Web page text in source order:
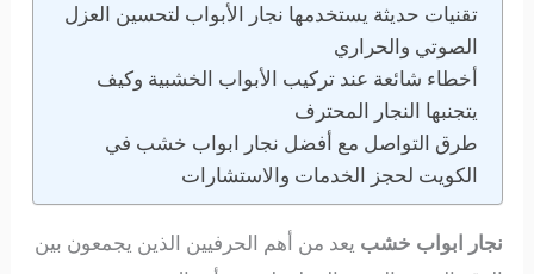
تقنيات حديثة يستخدمها نجار الأبواب لتحسين العزل
الصوتي والحراري
أخطاء شائعة عند تركيب الأبواب الخشبية وكيف
يتجنبها النجار المحترف
طرق التواصل مع أفضل نجار ابواب خشب في
الكويت لحجز الخدمات والاستشارات
نجار ابواب خشب يعد من أهم الحرفيين الذين يجمعون بين